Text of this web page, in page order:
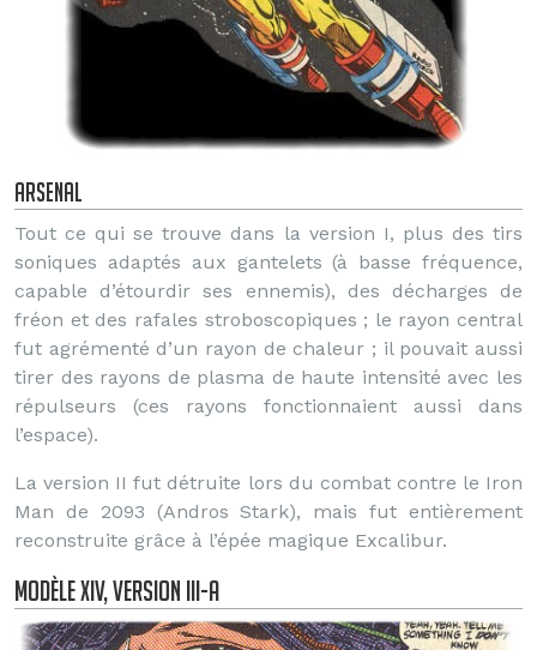
Arsenal
Tout ce qui se trouve dans la version I, plus des tirs
soniques adaptés aux gantelets (à basse fréquence,
capable d’étourdir ses ennemis), des décharges de
fréon et des rafales stroboscopiques ; le rayon central
fut agrémenté d’un rayon de chaleur ; il pouvait aussi
tirer des rayons de plasma de haute intensité avec les
répulseurs (ces rayons fonctionnaient aussi dans
l’espace).
La version II fut détruite lors du combat contre le Iron
Man de 2093 (Andros Stark), mais fut entièrement
reconstruite grâce à l’épée magique Excalibur.
Modèle XIV, Version III-A